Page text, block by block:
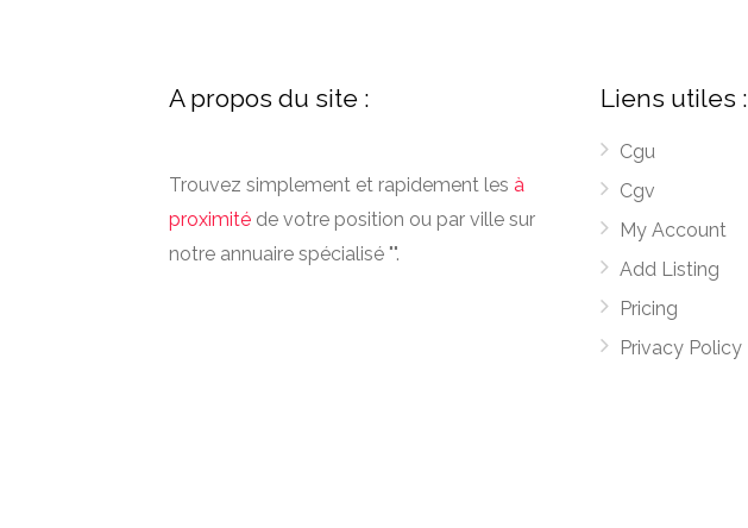
A propos du site :
Trouvez simplement et rapidement les à
proximité de votre position ou par ville sur
notre annuaire spécialisé "".
Liens utiles :
Cgu
Cgv
My Account
Add Listing
Pricing
Privacy Policy